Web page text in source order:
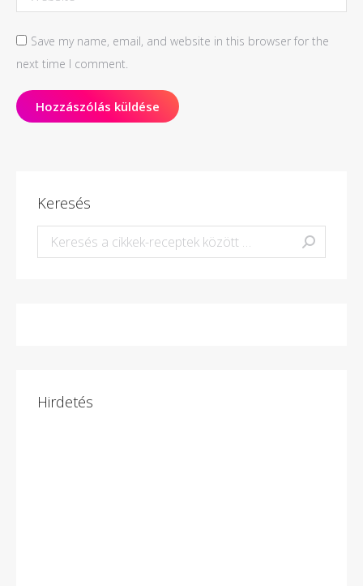
Save my name, email, and website in this browser for the
next time I comment.
Hozzászólás küldése
Keresés
Keresés:
Hirdetés